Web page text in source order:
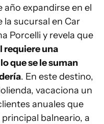
expandirse en el
la sucursal en Car
Porcelli y revela que
requiere una
que se le suman
. En este destino,
vacaciona un
anuales que
balneario, a